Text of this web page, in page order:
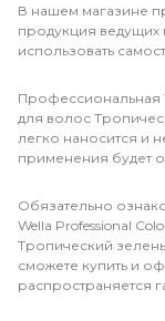
В нашем магазине
продукция
использовать
Профессиональная
для волос
легко наносится и
применения будет
Обязательно
Wella Professional
Тропический
сможете купить и
распространяется